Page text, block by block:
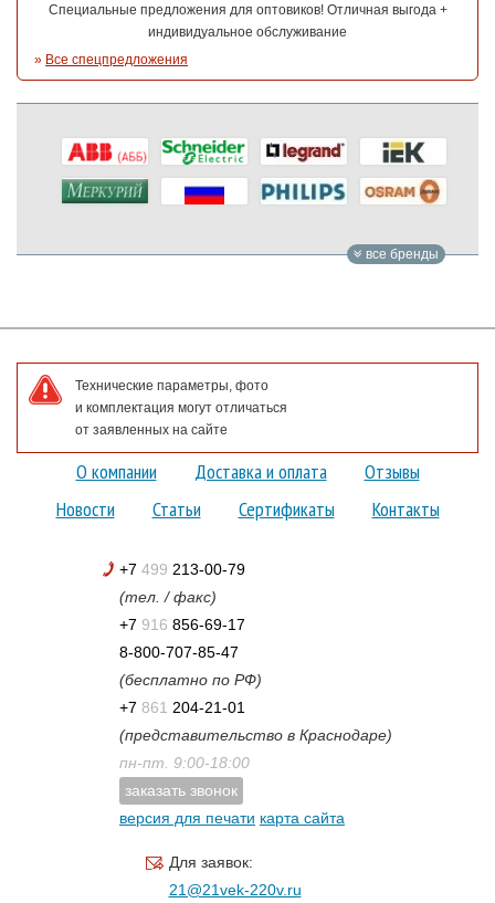
Специальные предложения для оптовиков! Отличная выгода +
индивидуальное обслуживание
» Все спецпредложения
все бренды
Технические параметры, фото
и комплектация могут отличаться
от заявленных на сайте
О компании Доставка и оплата
Отзывы
Новости
Статьи Сертификаты Контакты
+7 499 213-00-79
(тел. / факс)
+7 916 856-69-17
8-800-707-85-47
(бесплатно по РФ)
+7 861 204-21-01
(представительство в Краснодаре)
пн-пт. 9:00-18:00
заказать звонок
версия для печати карта сайта
Для заявок:
21@21vek-220v.ru